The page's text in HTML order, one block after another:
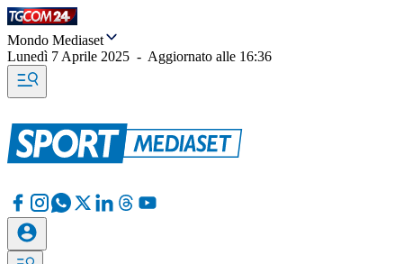
Mondo Mediaset
Lunedì 7 Aprile 2025 - Aggiornato alle 16:36